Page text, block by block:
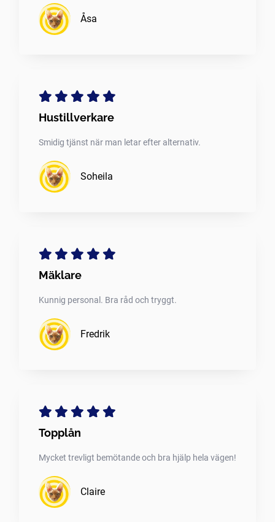
Åsa
Hustillverkare
Smidig tjänst när man letar efter alternativ.
Soheila
Mäklare
Kunnig personal. Bra råd och tryggt.
Fredrik
Topplån
Mycket trevligt bemötande och bra hjälp hela vägen!
Claire